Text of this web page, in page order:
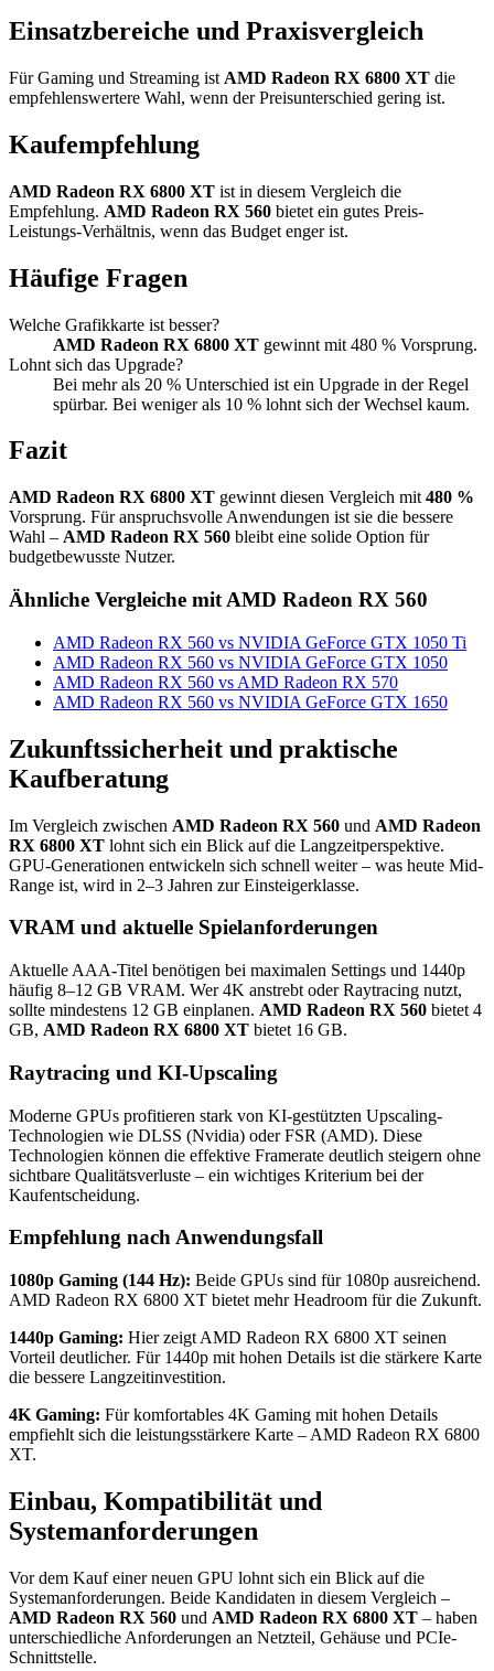
Einsatzbereiche und Praxisvergleich
Für Gaming und Streaming ist AMD Radeon RX 6800 XT die
empfehlenswertere Wahl, wenn der Preisunterschied gering ist.
Kaufempfehlung
AMD Radeon RX 6800 XT ist in diesem Vergleich die
Empfehlung. AMD Radeon RX 560 bietet ein gutes Preis-
Leistungs-Verhältnis, wenn das Budget enger ist.
Häufige Fragen
Welche Grafikkarte ist besser?
AMD Radeon RX 6800 XT gewinnt mit 480 % Vorsprung.
Lohnt sich das Upgrade?
Bei mehr als 20 % Unterschied ist ein Upgrade in der Regel
spürbar. Bei weniger als 10 % lohnt sich der Wechsel kaum.
Fazit
AMD Radeon RX 6800 XT gewinnt diesen Vergleich mit 480 %
Vorsprung. Für anspruchsvolle Anwendungen ist sie die bessere
Wahl – AMD Radeon RX 560 bleibt eine solide Option für
budgetbewusste Nutzer.
Ähnliche Vergleiche mit AMD Radeon RX 560
AMD Radeon RX 560 vs NVIDIA GeForce GTX 1050 Ti
AMD Radeon RX 560 vs NVIDIA GeForce GTX 1050
AMD Radeon RX 560 vs AMD Radeon RX 570
AMD Radeon RX 560 vs NVIDIA GeForce GTX 1650
Zukunftssicherheit und praktische
Kaufberatung
Im Vergleich zwischen AMD Radeon RX 560 und AMD Radeon
RX 6800 XT lohnt sich ein Blick auf die Langzeitperspektive.
GPU-Generationen entwickeln sich schnell weiter – was heute Mid-
Range ist, wird in 2–3 Jahren zur Einsteigerklasse.
VRAM und aktuelle Spielanforderungen
Aktuelle AAA-Titel benötigen bei maximalen Settings und 1440p
häufig 8–12 GB VRAM. Wer 4K anstrebt oder Raytracing nutzt,
sollte mindestens 12 GB einplanen. AMD Radeon RX 560 bietet 4
GB, AMD Radeon RX 6800 XT bietet 16 GB.
Raytracing und KI-Upscaling
Moderne GPUs profitieren stark von KI-gestützten Upscaling-
Technologien wie DLSS (Nvidia) oder FSR (AMD). Diese
Technologien können die effektive Framerate deutlich steigern ohne
sichtbare Qualitätsverluste – ein wichtiges Kriterium bei der
Kaufentscheidung.
Empfehlung nach Anwendungsfall
1080p Gaming (144 Hz): Beide GPUs sind für 1080p ausreichend.
AMD Radeon RX 6800 XT bietet mehr Headroom für die Zukunft.
1440p Gaming: Hier zeigt AMD Radeon RX 6800 XT seinen
Vorteil deutlicher. Für 1440p mit hohen Details ist die stärkere Karte
die bessere Langzeitinvestition.
4K Gaming: Für komfortables 4K Gaming mit hohen Details
empfiehlt sich die leistungsstärkere Karte – AMD Radeon RX 6800
XT.
Einbau, Kompatibilität und
Systemanforderungen
Vor dem Kauf einer neuen GPU lohnt sich ein Blick auf die
Systemanforderungen. Beide Kandidaten in diesem Vergleich –
AMD Radeon RX 560 und AMD Radeon RX 6800 XT – haben
unterschiedliche Anforderungen an Netzteil, Gehäuse und PCIe-
Schnittstelle.